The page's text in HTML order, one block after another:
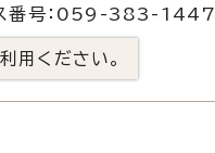
番号：059-383-1447
用ください。